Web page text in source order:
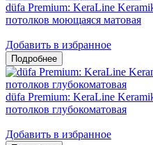
düfa Premium: KeraLine
потолков моющаяся матовая
Добавить в избранное
düfa Premium: KeraLine
потолков глубокоматовая
Добавить в избранное